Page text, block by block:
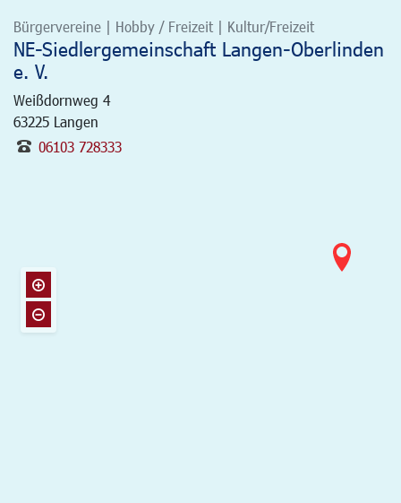
Bürgervereine | Hobby / Freizeit | Kultur/Freizeit
NE-Siedlergemeinschaft Langen-Oberlinden
e. V.
Weißdornweg 4
63225 Langen
06103 728333